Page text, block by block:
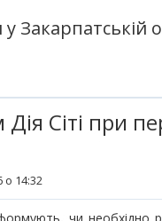
Закарпатській
Сіті при
о 14:32